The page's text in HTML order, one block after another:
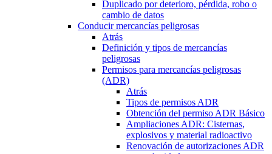
Duplicado por deterioro, pérdida, robo o
cambio de datos
Conducir mercancías peligrosas
Atrás
Definición y tipos de mercancías
peligrosas
Permisos para mercancías peligrosas
(ADR)
Atrás
Tipos de permisos ADR
Obtención del permiso ADR Básico
Ampliaciones ADR: Cisternas,
explosivos y material radioactivo
Renovación de autorizaciones ADR